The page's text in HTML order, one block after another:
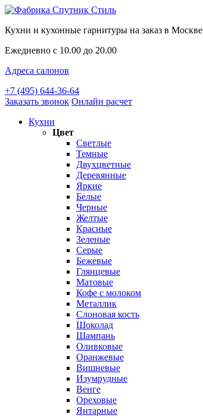
Кухни и кухонные гарнитуры на заказ в Москве
Ежедневно с 10.00 до 20.00
Адреса салонов
+7 (495) 644-36-64
Заказать звонок Онлайн расчет
Кухни
Цвет
Светлые
Темные
Двухцветные
Деревянные
Яркие
Белые
Черные
Желтые
Красные
Зеленые
Серые
Бежевые
Глянцевые
Матовые
Кофе с молоком
Металлик
Слоновая кость
Шоколад
Шампань
Оливковые
Оранжевые
Вишневые
Изумрудные
Венге
Ореховые
Янтарные